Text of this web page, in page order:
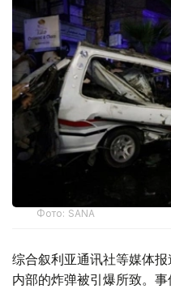
Фото: SANA
综合叙利亚通讯社等媒体
内部的炸弹被引爆所致。